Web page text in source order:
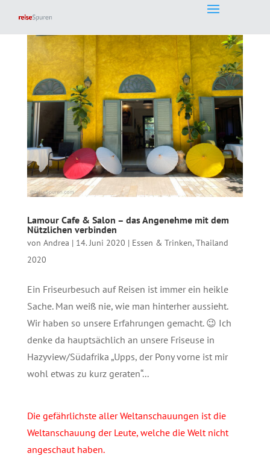
Lamour Cafe & Salon – das Angenehme mit dem
Nützlichen verbinden
von Andrea | 14. Juni 2020 | Essen & Trinken,Thailand
2020
Ein Friseurbesuch auf Reisen ist immer ein heikle
Sache. Man weiß nie, wie man hinterher aussieht.
Wir haben so unsere Erfahrungen gemacht. 😉 Ich
denke da hauptsächlich an unsere Friseuse in
Hazyview/Südafrika „Upps, der Pony vorne ist mir
wohl etwas zu kurz geraten“...
Die gefährlichste aller Weltanschauungen ist die
Weltanschauung der Leute, welche die Welt nicht
angeschaut haben.